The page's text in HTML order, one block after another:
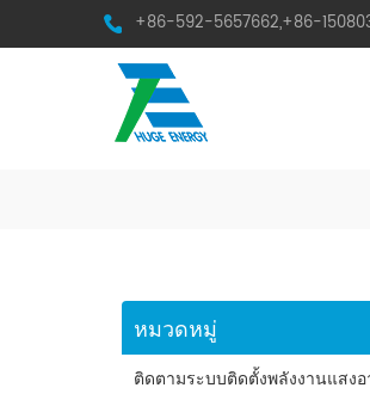
+86-592-5657662,+86-
หมวดหมู่
ติดตามระบบติดตั้งพลังงานแสง